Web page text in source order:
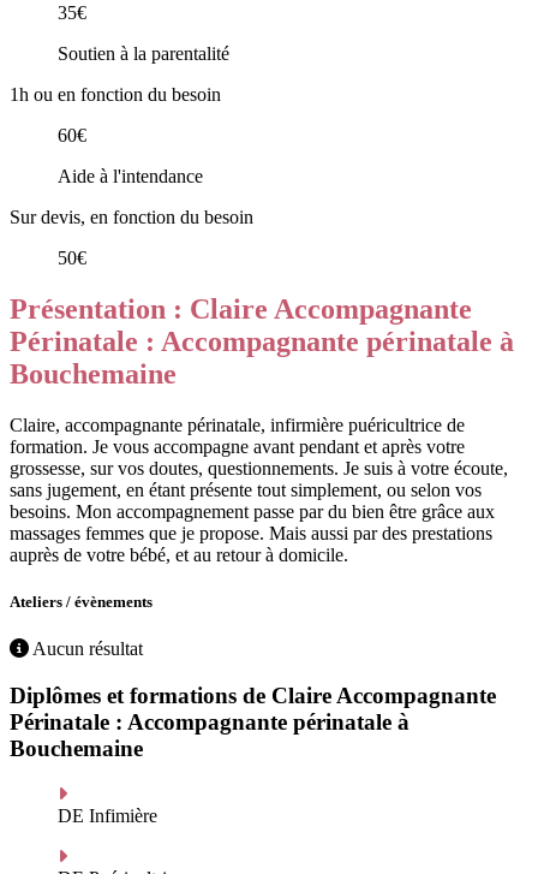
35€
Soutien à la parentalité
1h ou en fonction du besoin
60€
Aide à l'intendance
Sur devis, en fonction du besoin
50€
Présentation : Claire Accompagnante
Périnatale : Accompagnante périnatale à
Bouchemaine
Claire, accompagnante périnatale, infirmière puéricultrice de
formation. Je vous accompagne avant pendant et après votre
grossesse, sur vos doutes, questionnements. Je suis à votre écoute,
sans jugement, en étant présente tout simplement, ou selon vos
besoins. Mon accompagnement passe par du bien être grâce aux
massages femmes que je propose. Mais aussi par des prestations
auprès de votre bébé, et au retour à domicile.
Ateliers / évènements
Aucun résultat
Diplômes et formations de Claire Accompagnante
Périnatale : Accompagnante périnatale à
Bouchemaine
DE Infimière